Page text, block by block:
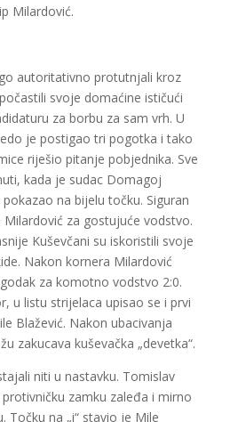
Milardović.
autoritativno protutnjali kroz
svoje domaćine ističući
za borbu za sam vrh. U
je postigao tri pogotka i tako
riješio pitanje pobjednika. Sve
kada je sudac Domagoj
na bijelu točku. Siguran
za gostujuće vodstvo.
Kuševčani su iskoristili svoje
Nakon kornera Milardović
za komotno vodstvo 2:0.
u listu strijelaca upisao se i prvi
Blažević. Nakon ubacivanja
zakucava kuševačka „devetka“.
niti u nastavku. Tomislav
zamku zaleđa i mirno
Točku na „i“ stavio je Mile